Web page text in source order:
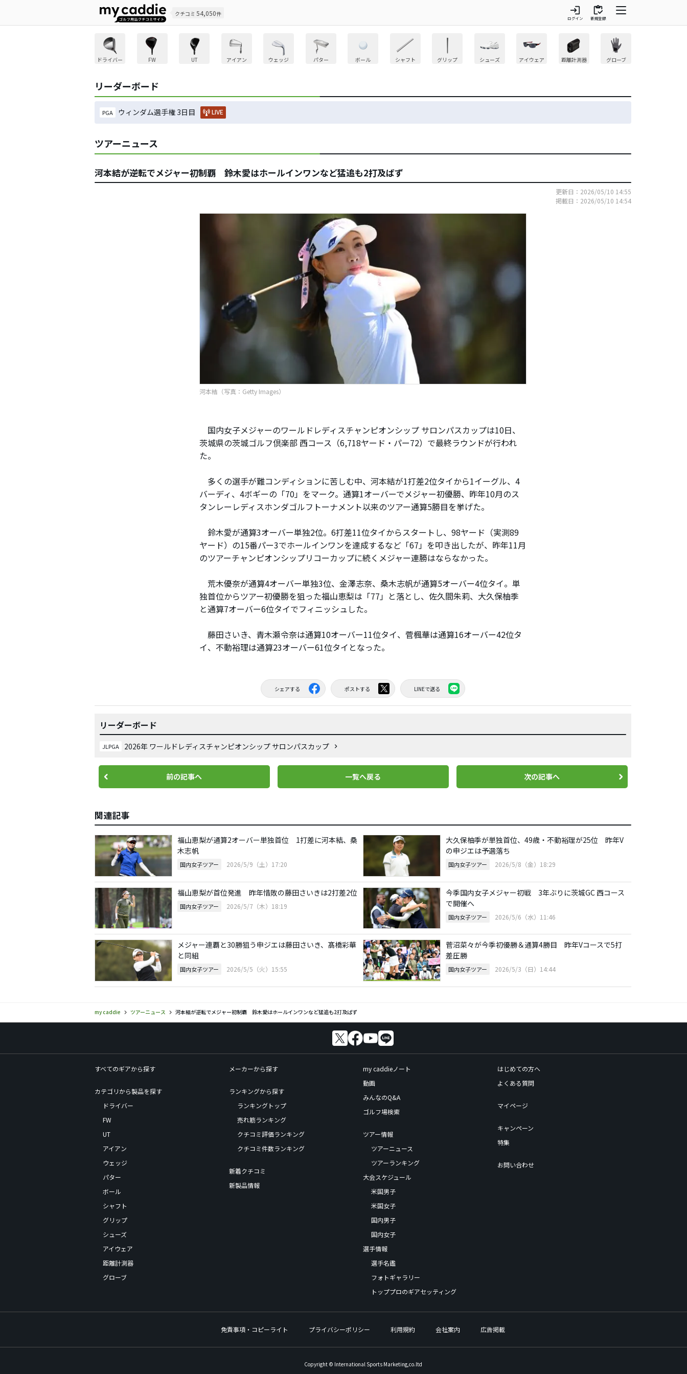
クチコミ 54,050件 login
ログイン
inventory
新規登録
ドライバー FW UT アイアン ウェッジ パター ボール シャフト グリップ シューズ アイウェア 距離計測器 グローブ
リーダーボード
PGA ウィンダム選手権 3日目 LIVE
ツアーニュース
河本結が逆転でメジャー初制覇 鈴木愛はホールインワンなど猛追も2打及ばず
更新日：2026/05/10 14:55
掲載日：2026/05/10 14:54
河本結（写真：Getty Images）
国内女子メジャーのワールドレディスチャンピオンシップ サロンパスカップは10日、
茨城県の茨城ゴルフ倶楽部 西コース（6,718ヤード・パー72）で最終ラウンドが行われ
た。
多くの選手が難コンディションに苦しむ中、河本結が1打差2位タイから1イーグル、4
バーディ、4ボギーの「70」をマーク。通算1オーバーでメジャー初優勝、昨年10月のス
タンレーレディスホンダゴルフトーナメント以来のツアー通算5勝目を挙げた。
鈴木愛が通算3オーバー単独2位。6打差11位タイからスタートし、98ヤード（実測89
ヤード）の15番パー3でホールインワンを達成するなど「67」を叩き出したが、昨年11月
のツアーチャンピオンシップリコーカップに続くメジャー連勝はならなかった。
荒木優奈が通算4オーバー単独3位、金澤志奈、桑木志帆が通算5オーバー4位タイ。単
独首位からツアー初優勝を狙った福山恵梨は「77」と落とし、佐久間朱莉、大久保柚季
と通算7オーバー6位タイでフィニッシュした。
藤田さいき、青木瀬令奈は通算10オーバー11位タイ、菅楓華は通算16オーバー42位タ
イ、不動裕理は通算23オーバー61位タイとなった。
シェアする ポストする LINEで送る
リーダーボード
JLPGA 2026年 ワールドレディスチャンピオンシップ サロンパスカップ
前の記事へ 一覧へ戻る 次の記事へ
関連記事
福山恵梨が通算2オーバー単独首位 1打差に河本結、桑
木志帆
国内女子ツアー 2026/5/9（土）17:20
大久保柚季が単独首位、49歳・不動裕理が25位 昨年V
の申ジエは予選落ち
国内女子ツアー 2026/5/8（金）18:29
福山恵梨が首位発進 昨年惜敗の藤田さいきは2打差2位
国内女子ツアー 2026/5/7（木）18:19
今季国内女子メジャー初戦 3年ぶりに茨城GC 西コース
で開催へ
国内女子ツアー 2026/5/6（水）11:46
メジャー連覇と30勝狙う申ジエは藤田さいき、髙橋彩華
と同組
国内女子ツアー 2026/5/5（火）15:55
菅沼菜々が今季初優勝＆通算4勝目 昨年Vコースで5打
差圧勝
国内女子ツアー 2026/5/3（日）14:44
my caddie ツアーニュース 河本結が逆転でメジャー初制覇 鈴木愛はホールインワンなど猛追も2打及ばず
すべてのギアから探す
カテゴリから製品を探す
ドライバー
FW
UT
アイアン
ウェッジ
パター
ボール
シャフト
グリップ
シューズ
アイウェア
距離計測器
グローブ
メーカーから探す
ランキングから探す
ランキングトップ
売れ筋ランキング
クチコミ評価ランキング
クチコミ件数ランキング
新着クチコミ
新製品情報
my caddieノート
動画
みんなのQ&A
ゴルフ場検索
ツアー情報
ツアーニュース
ツアーランキング
大会スケジュール
米国男子
米国女子
国内男子
国内女子
選手情報
選手名鑑
フォトギャラリー
トッププロのギアセッティング
はじめての方へ
よくある質問
マイページ
キャンペーン
特集
お問い合わせ
免責事項・コピーライト プライバシーポリシー 利用規約 会社案内 広告掲載
Copyright © International Sports Marketing,co.ltd